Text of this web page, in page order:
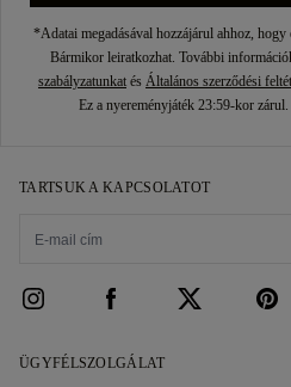
*Adatai megadásával hozzájárul ahhoz,
Bármikor leiratkozhat. További
szabályzatunkat és Általános szerződési
Ez a nyereményjáték 23:59-kor
TARTSUK A KAPCSOLATOT
ÜGYFÉLSZOLGÁLAT